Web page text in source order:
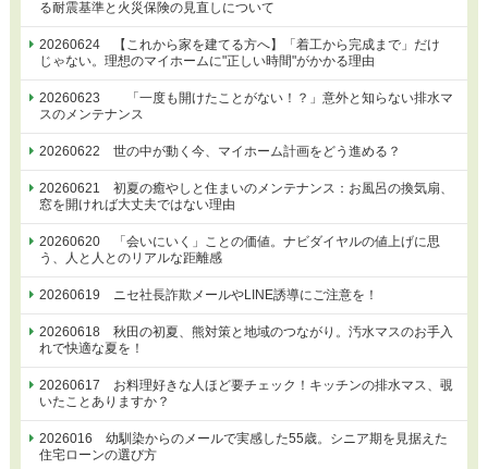
る耐震基準と火災保険の見直しについて
20260624 【これから家を建てる方へ】「着工から完成まで」だけ
じゃない。理想のマイホームに"正しい時間"がかかる理由
20260623 「一度も開けたことがない！？」意外と知らない排水マ
スのメンテナンス
20260622 世の中が動く今、マイホーム計画をどう進める？
20260621 初夏の癒やしと住まいのメンテナンス：お風呂の換気扇、
窓を開ければ大丈夫ではない理由
20260620 「会いにいく」ことの価値。ナビダイヤルの値上げに思
う、人と人とのリアルな距離感
20260619 ニセ社長詐欺メールやLINE誘導にご注意を！
20260618 秋田の初夏、熊対策と地域のつながり。汚水マスのお手入
れで快適な夏を！
20260617 お料理好きな人ほど要チェック！キッチンの排水マス、覗
いたことありますか？
2026016 幼馴染からのメールで実感した55歳。シニア期を見据えた
住宅ローンの選び方